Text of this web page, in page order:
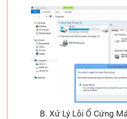
B. Xử Lý Lỗi Ổ Cứng